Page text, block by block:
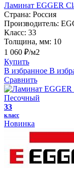
Ламинат EGGER
Страна: Россия
Производитель:
Класс: 33
Толщина, мм: 10
1 060 ₽/м2
Купить
В избранное В
Сравнить
33
класс
Новинка